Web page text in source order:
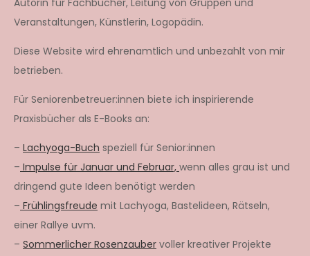
Autorin für Fachbücher, Leitung von Gruppen und
Veranstaltungen, Künstlerin, Logopädin.
Diese Website wird ehrenamtlich und unbezahlt von mir
betrieben.
Für Seniorenbetreuer:innen biete ich inspirierende
Praxisbücher als E-Books an:
– Lachyoga-Buch speziell für Senior:innen
– Impulse für Januar und Februar, wenn alles grau ist und
dringend gute Ideen benötigt werden
– Frühlingsfreude mit Lachyoga, Bastelideen, Rätseln,
einer Rallye uvm.
– Sommerlicher Rosenzauber voller kreativer Projekte